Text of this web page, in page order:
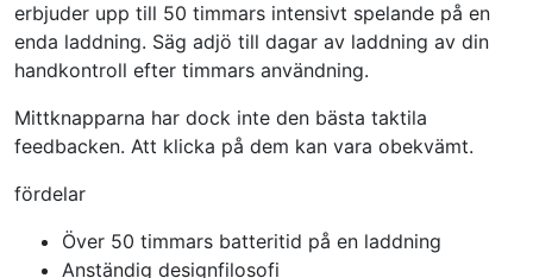
erbjuder upp till 50 timmars intensivt spelande på en
enda laddning. Säg adjö till dagar av laddning av din
handkontroll efter timmars användning.
Mittknapparna har dock inte den bästa taktila
feedbacken. Att klicka på dem kan vara obekvämt.
fördelar
Över 50 timmars batteritid på en laddning
Anständig designfilosofi